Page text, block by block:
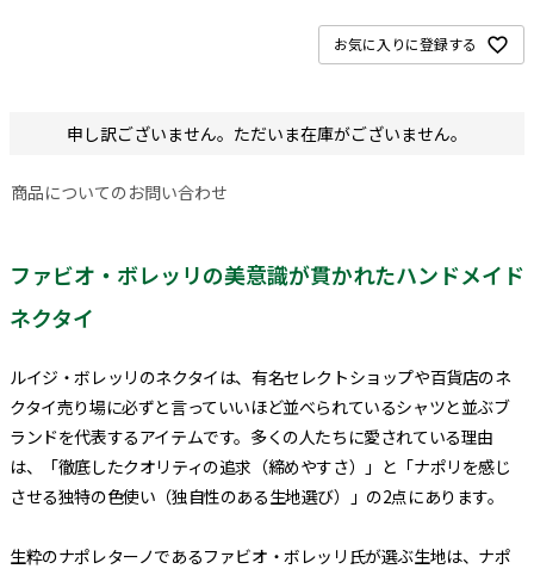
お気に入りに登録する
申し訳ございません。ただいま在庫がございません。
商品についてのお問い合わせ
ファビオ・ボレッリの美意識が貫かれたハンドメイド
ネクタイ
ルイジ・ボレッリのネクタイは、有名セレクトショップや百貨店のネ
クタイ売り場に必ずと言っていいほど並べられているシャツと並ぶブ
ランドを代表するアイテムです。多くの人たちに愛されている理由
は、「徹底したクオリティの追求（締めやすさ）」と「ナポリを感じ
させる独特の色使い（独自性のある生地選び）」の2点にあります。
生粋のナポレターノであるファビオ・ボレッリ氏が選ぶ生地は、ナポ